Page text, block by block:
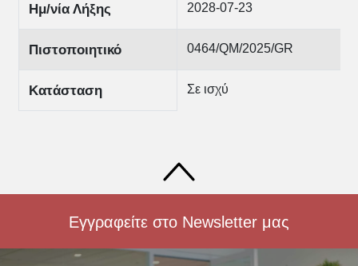
Ημ/νία Λήξης 2028-07-23
Πιστοποιητικό 0464/QM/2025/GR
Κατάσταση Σε ισχύ
Εγγραφείτε στο Newsletter μας